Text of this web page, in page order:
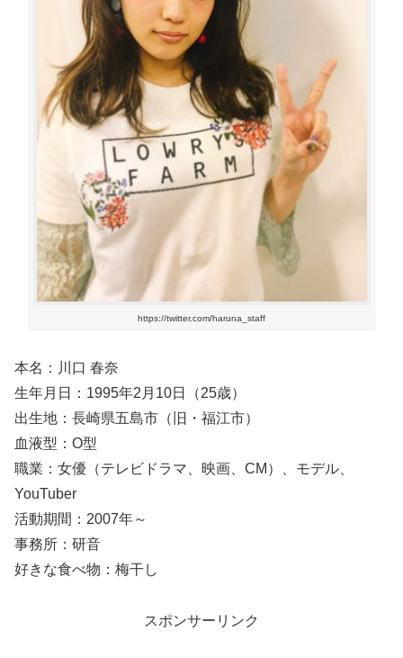
https://twitter.com/haruna_staff
本名：川口 春奈
生年月日：1995年2月10日（25歳）
出生地：長崎県五島市（旧・福江市）
血液型：O型
職業：女優（テレビドラマ、映画、CM）、モデル、
YouTuber
活動期間：2007年～
事務所：研音
好きな食べ物：梅干し
スポンサーリンク